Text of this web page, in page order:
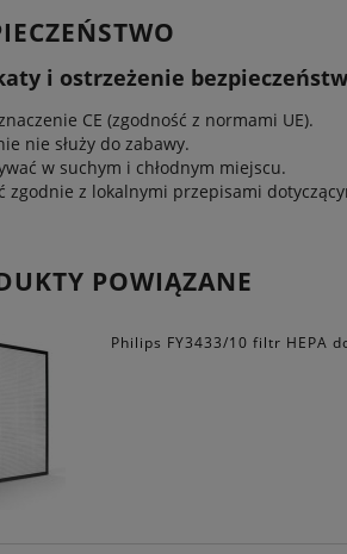
i ostrzeżenie
CE (zgodność z normami UE).
nie służy do zabawy.
w suchym i chłodnym miejscu.
zgodnie z lokalnymi przepisami
POWIĄZANE
Philips FY3433/10 filtr HEPA